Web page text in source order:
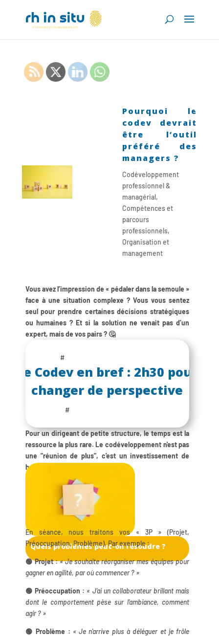
Pourquoi le
codev devrait
être l’outil
préféré des
managers ?
Codéveloppement
professionnel &
managérial,
Compétences et
parcours
professionnels,
Organisation et
management
Vous avez l’impression de « pédaler dans la semoule »
face à une situation complexe ? Vous vous sentez
seul pour prendre certaines décisions stratégiques
ou humaines ? Et si la solution ne venait pas d’un
expert, mais de vos pairs ? 🤔
#
Le Codev en bref : 2h30 pour
changer de perspective
#
Pour un dirigeant de petite structure, le temps est la
ressource la plus rare. Le codéveloppement n'est pas
une "réunion de plus", c'est un investissement de
haute rentabilité.
Quels problèmes peut-on résoudre ?
En séance, nous traitons vos « 3P » (Projet,
Préoccupation, Problème). Par exemple :
🟢 Projet : « Je souhaite réorganiser mes équipes pour
gagner en agilité, par où commencer ? »
🟢 Préoccupation : « J'ai un collaborateur brillant mais
dont le comportement pèse sur l'ambiance, comment
agir ? »
🟢 Problème : « Je n'arrive plus à déléguer et je frôle